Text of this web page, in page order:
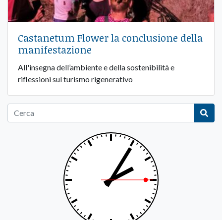
Castanetum Flower la conclusione della
manifestazione
All'insegna dell’ambiente e della sostenibilità e
riflessioni sul turismo rigenerativo